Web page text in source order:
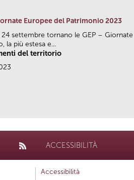
Europee del Patrimonio 2023
settembre tornano le GEP – Giornate
la più estesa e...
del territorio
ACCESSIBILITÀ
Accessibilità